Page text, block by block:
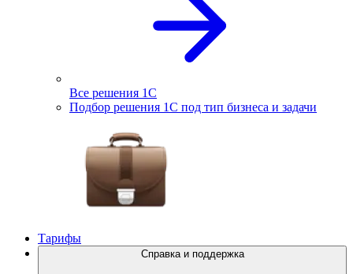
Все решения 1С
Подбор решения 1С под тип бизнеса и задачи
Тарифы
Справка и поддержка